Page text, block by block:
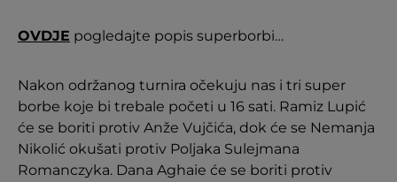
OVDJE pogledajte popis superborbi…
Nakon održanog turnira očekuju nas i tri super
borbe koje bi trebale početi u 16 sati. Ramiz Lupić
će se boriti protiv Anže Vujčića, dok će se Nemanja
Nikolić okušati protiv Poljaka Sulejmana
Romanczyka. Dana Aghaie će se boriti protiv